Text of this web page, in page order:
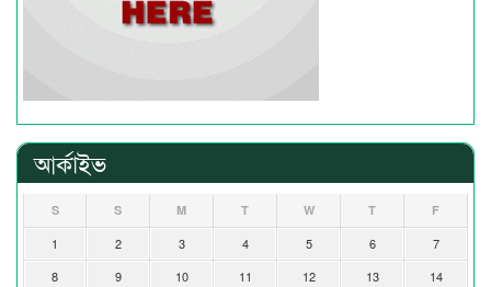
আর্কাইভ
S S M T W T F
1 2 3 4 5 6
7
8
9 10 11 12 13
14